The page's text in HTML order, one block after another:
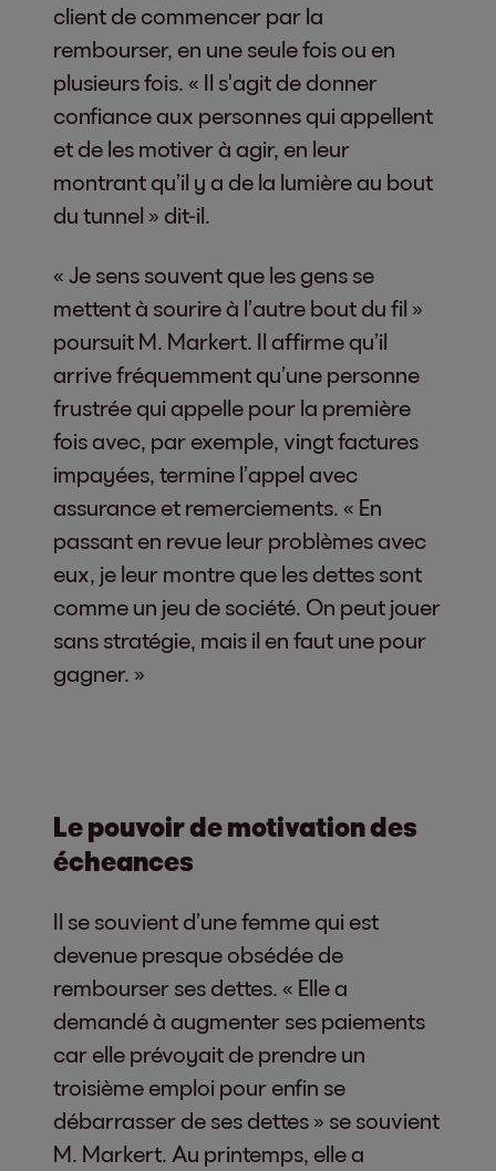
client de commencer par la
rembourser, en une seule fois ou en
plusieurs fois. « Il s'agit de donner
confiance aux personnes qui appellent
et de les motiver à agir, en leur
montrant qu’il y a de la lumière au bout
du tunnel » dit-il.
« Je sens souvent que les gens se
mettent à sourire à l’autre bout du fil »
poursuit M. Markert. Il affirme qu’il
arrive fréquemment qu’une personne
frustrée qui appelle pour la première
fois avec, par exemple, vingt factures
impayées, termine l’appel avec
assurance et remerciements. « En
passant en revue leur problèmes avec
eux, je leur montre que les dettes sont
comme un jeu de société. On peut jouer
sans stratégie, mais il en faut une pour
gagner. »
Le pouvoir de motivation des
écheances
Il se souvient d’une femme qui est
devenue presque obsédée de
rembourser ses dettes. « Elle a
demandé à augmenter ses paiements
car elle prévoyait de prendre un
troisième emploi pour enfin se
débarrasser de ses dettes » se souvient
M. Markert. Au printemps, elle a